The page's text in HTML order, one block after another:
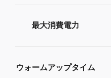
最大消費電力
ウォームアップタイム